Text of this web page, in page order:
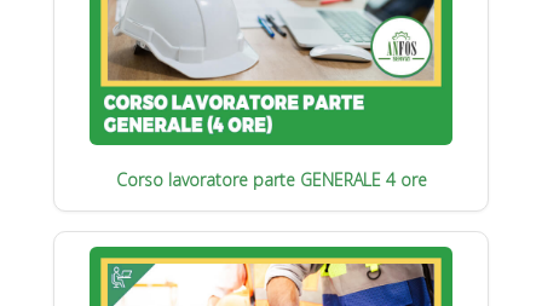
Corso lavoratore parte GENERALE 4 ore